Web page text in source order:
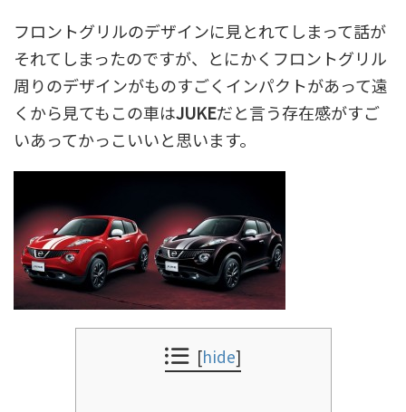
フロントグリルのデザインに見とれてしまって話が
それてしまったのですが、とにかくフロントグリル
周りのデザインがものすごくインパクトがあって遠
くから見てもこの車はJUKEだと言う存在感がすご
いあってかっこいいと思います。
[hide]